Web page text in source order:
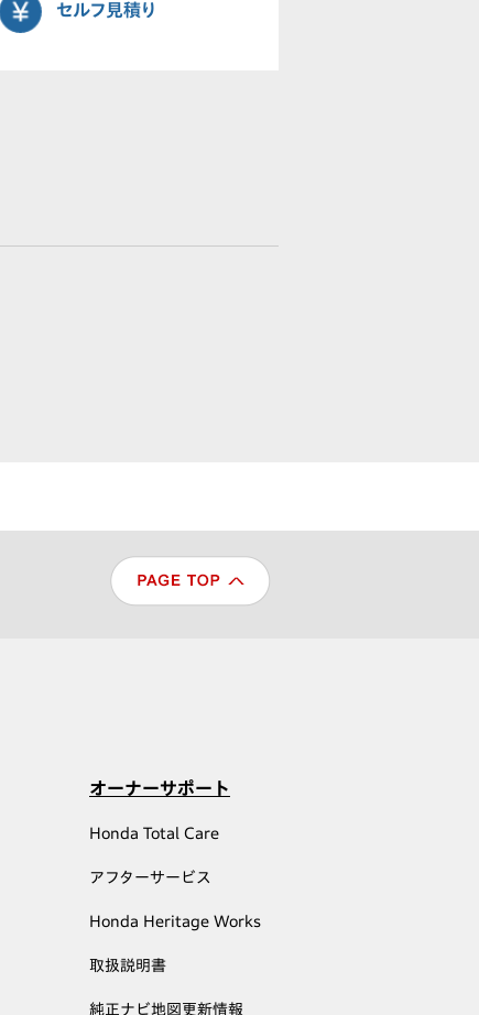
セルフ見積り
オーナーサポート
Honda Total Care
アフターサービス
Honda Heritage Works
取扱説明書
純正ナビ地図更新情報